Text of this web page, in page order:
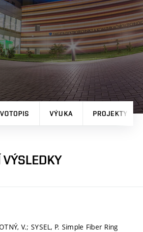
VÝUKA PROJEKTY
V.; SYSEL, P. Simple Fiber Ring